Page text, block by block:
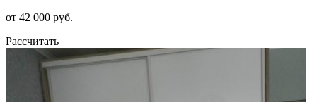
от 42 000 руб.
Рассчитать